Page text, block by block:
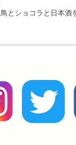
鳥とショコラと日本酒